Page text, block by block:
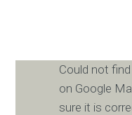
Could not
on Google
sure it is